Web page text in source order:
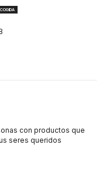
con productos que
seres queridos